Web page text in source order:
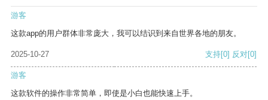
游客
这款app的用户群体非常庞大，我可以结识到来自世界各地的朋友。
2025-10-27 支持[0] 反对[0]
游客
这款软件的操作非常简单，即使是小白也能快速上手。